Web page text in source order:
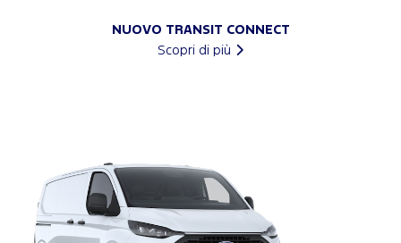
NUOVO TRANSIT CONNECT
Scopri di più